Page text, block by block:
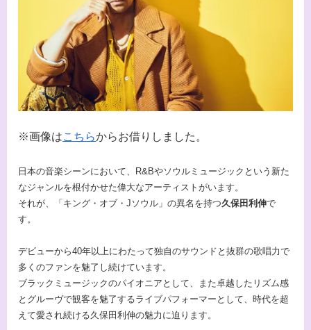
※画像はこちらからお借りしました。
日本の音楽シーンにおいて、R&Bやソウルミュージックという新た
なジャンルを根付かせた偉大なアーティストがいます。
それが、「キング・オブ・Jソウル」の異名を持つ久保田利伸で
す。
デビューから40年以上にわたって独自のサウンドと抜群の歌唱力で
多くのファンを魅了し続けています。
ブラックミュージックのパイオニアとして、また卓越したリズム感
とグルーヴで観客を魅了するライブパフォーマーとして、時代を超
えて愛され続ける久保田利伸の魅力に迫ります。